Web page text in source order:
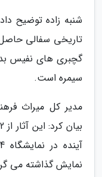
گچبری های نفیس
سیمره است.
مدیر کل میراث
نمایش گذاشته می